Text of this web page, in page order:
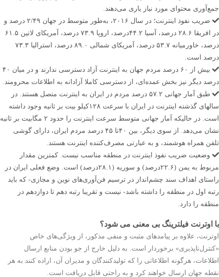
جمع‌آوری محتوای مورد نیاز یاری می‌دهند.
ضریب نفوذ اینترنت؛ در سال ٢٠١۶، به‌طور متوسط در جهان ۲/۴۹ درصد و
در افریقا ٢٨.۶ درصد، آسیا ۴۴.٢درصد، اروپا ٧٣.٩ درصد، آمریکای لاتین ۶١.۵
درصد، خاورمیانه ۵٣.٧ درصد، آمریکای شمالی ٨٩.٠ درصد، استرالیا ٧٣.٣
درصد است.
بیش از ۶٠ درصد مردم جهان به اینترنت آزاد دسترسی ندارند و در میان ۴٠
درصد دیگر نیز بخش عمده‌ای، از دسترسی کاملا آزادانه به اطلاعات محرومند.
طبق آمار جهانی ۵٧.٢ درصد مردم در ایران به اینترنت متصل هستند. در
سالهای گذشته اینترنت در ایران با سرعت ١٢٨کیلو بیت بر ثانیه وجود داشته
است. در حالیکه آمار جهانی متوسط سرعت اینترنت را حدود ٢ مگابیت بر ثانیه
نشان می‌دهد. از سوی دیگر، بین ۴٠تا ۴۵ درصد مردم ایران، دارای گوشی
تلفن همراه هوشمند، و به عبارتی مصرف‌کننده اینترنت هستند.
وضعیت ضریب نفوذ اینترنت در منطقه مناسب نیست. کمترین مقدار
مربوط به یمن (٢٢.۶درصد) و سوریه (٢٨.١درصد) است. وضع فعلی ایران در
راستای اهداف سند چشم‌انداز در ترسیم فن‌آوری‌های نوین و مجازی- که باید
رتبه اول در منطقه را داشته باشد- نیست و تقریبا رتبه دهم تا دوازدهم در
منطقه را دارد.
با اوترنت فیلترینگ بی معنی می شود؟
اوترنت، علاوه بر پیامدهای مثبت و منفی مذکور، از ویژگی‌های خاص
«کنترل‌ناپذیری» برخوردار است. به دلیل خارج از جو بودن منابع ارسال
اطلاعات، هرگونه اطلاعاتی را که تولیدکنندگان و مدیران آن، اراده کنند به هر
نقطه جهان ارسال خواهند کرد و به راحتی قابل دریافت است.